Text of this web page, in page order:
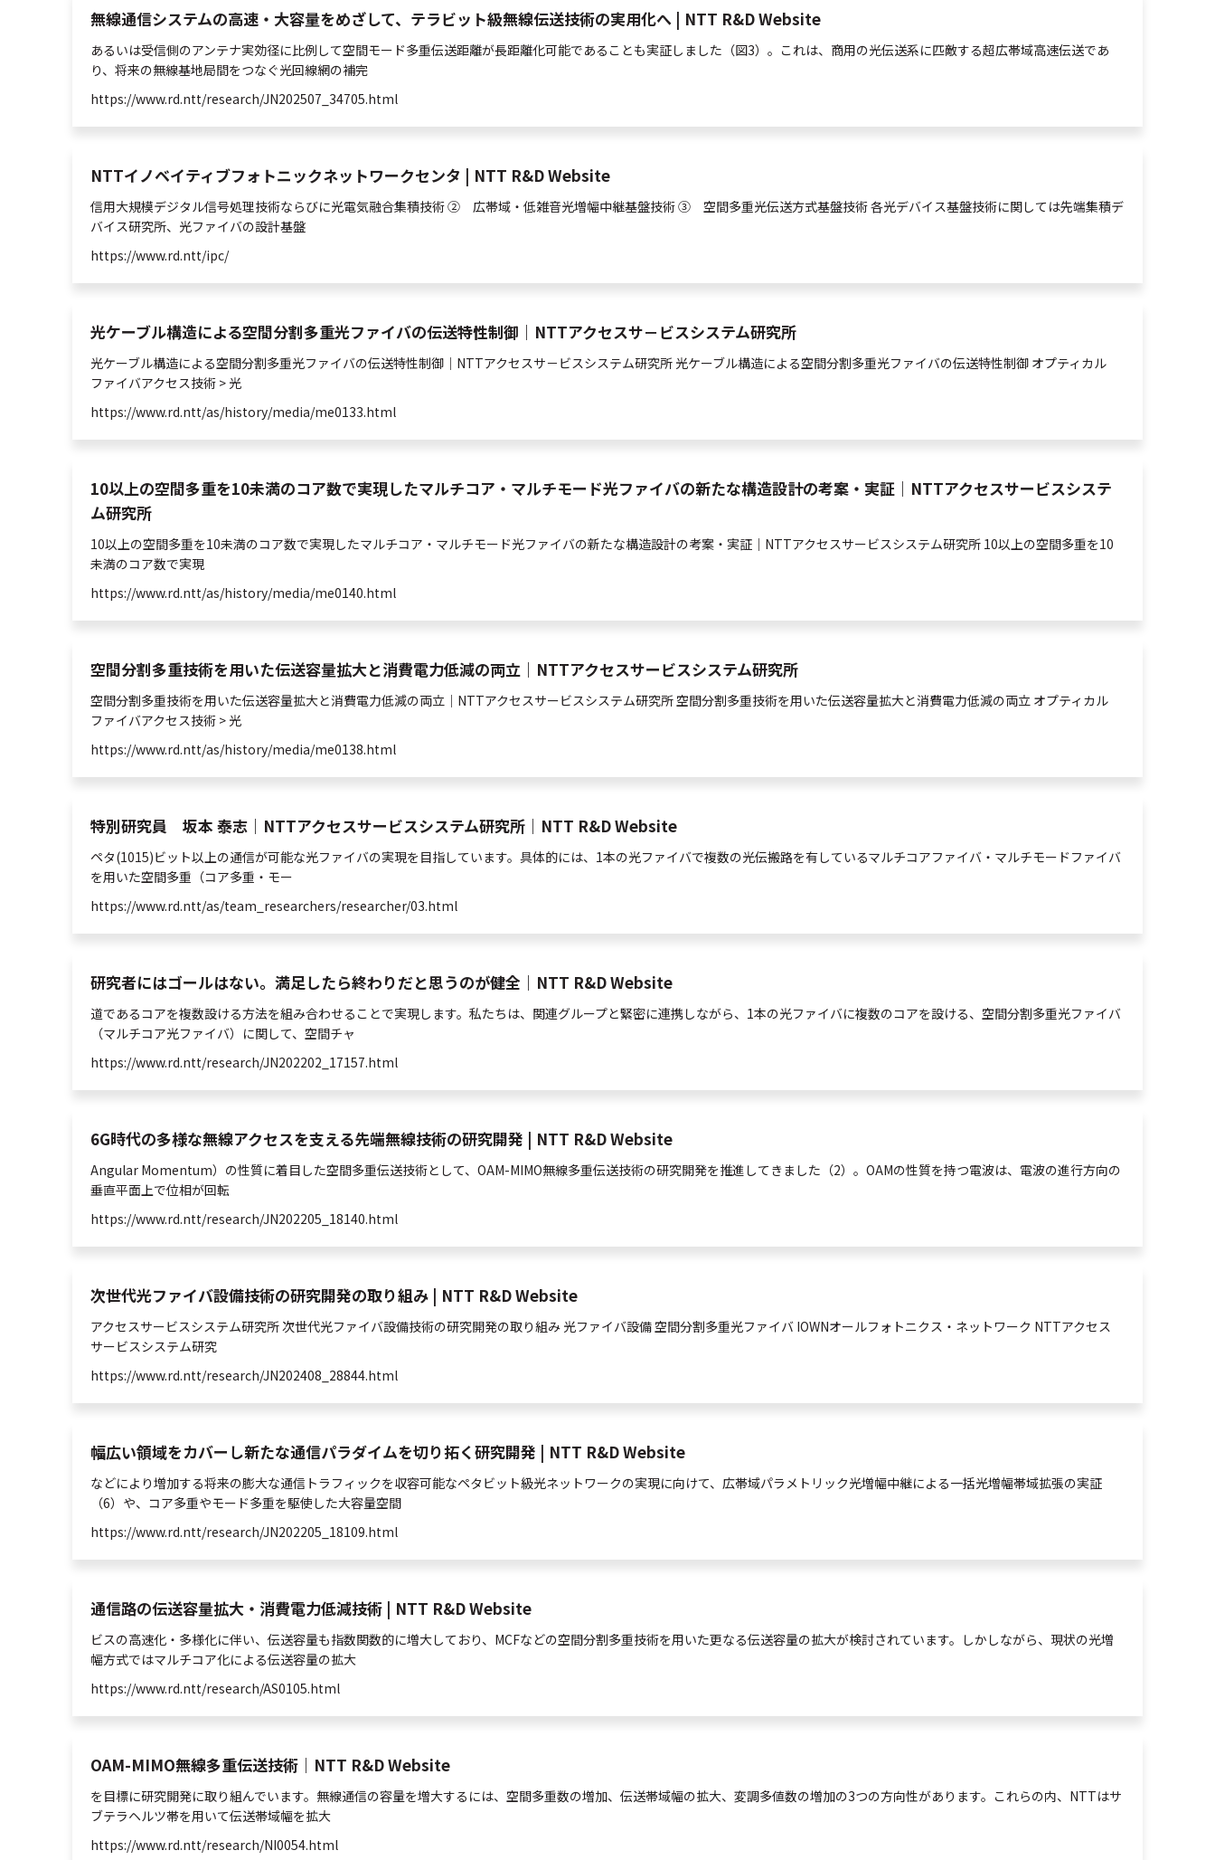
無線通信システムの高速・大容量をめざして、テラビット級無線伝送技術の実用化へ | NTT R&D Website
あるいは受信側のアンテナ実効径に比例して空間モード多重伝送距離が長距離化可能であることも実証しました（図3）。これは、商用の光伝送系に匹敵する超広帯域高速伝送であ
り、将来の無線基地局間をつなぐ光回線網の補完
https://www.rd.ntt/research/JN202507_34705.html
NTTイノベイティブフォトニックネットワークセンタ | NTT R&D Website
信用大規模デジタル信号処理技術ならびに光電気融合集積技術 ② 広帯域・低雑音光増幅中継基盤技術 ③ 空間多重光伝送方式基盤技術 各光デバイス基盤技術に関しては先端集積デ
バイス研究所、 光ファイバの設計基盤
https://www.rd.ntt/ipc/
光ケーブル構造による空間分割多重光ファイバの伝送特性制御｜NTTアクセスサ－ビスシステム研究所
光ケーブル構造による空間分割多重光ファイバの伝送特性制御｜NTTアクセスサ－ビスシステム研究所 光ケーブル構造による空間分割多重光ファイバの伝送特性制御 オプティカル
ファイバアクセス技術 > 光
https://www.rd.ntt/as/history/media/me0133.html
10以上の空間多重を10未満のコア数で実現したマルチコア・マルチモード光ファイバの新たな構造設計の考案・実証｜NTTアクセスサービスシステ
ム研究所
10以上の空間多重を10未満のコア数で実現したマルチコア・マルチモード光ファイバの新たな構造設計の考案・実証｜NTTアクセスサービスシステム研究所 10以上の空間多重を10
未満のコア数で実現
https://www.rd.ntt/as/history/media/me0140.html
空間分割多重技術を用いた伝送容量拡大と消費電力低減の両立｜NTTアクセスサービスシステム研究所
空間分割多重技術を用いた伝送容量拡大と消費電力低減の両立｜NTTアクセスサービスシステム研究所空間分割多重技術を用いた伝送容量拡大と消費電力低減の両立 オプティカル
ファイバアクセス技術 > 光
https://www.rd.ntt/as/history/media/me0138.html
特別研究員 坂本 泰志｜NTTアクセスサービスシステム研究所｜NTT R&D Website
ペタ(1015)ビット以上の通信が可能な光ファイバの実現を目指しています。具体的には、1本の光ファイバで複数の光伝搬路を有しているマルチコアファイバ・マルチモードファイバ
を用いた空間多重 （コア多重 ・モー
https://www.rd.ntt/as/team_researchers/researcher/03.html
研究者にはゴールはない。満足したら終わりだと思うのが健全｜NTT R&D Website
道であるコアを複数設ける方法を組み合わせることで実現します。私たちは、関連グループと緊密に連携しながら、1本の光ファイバに複数のコアを設ける、 空間分割多重光ファイバ
（マルチコア光ファイバ）に関して、 空間チャ
https://www.rd.ntt/research/JN202202_17157.html
6G時代の多様な無線アクセスを支える先端無線技術の研究開発 | NTT R&D Website
Angular Momentum）の性質に着目した空間多重伝送技術として、OAM-MIMO無線多重伝送技術の研究開発を推進してきました（2）。OAMの性質を持つ電波は、電波の進行方向の
垂直平面上で位相が回転
https://www.rd.ntt/research/JN202205_18140.html
次世代光ファイバ設備技術の研究開発の取り組み | NTT R&D Website
アクセスサービスシステム研究所 次世代光ファイバ設備技術の研究開発の取り組み 光ファイバ設備空間分割多重光ファイバ IOWNオールフォトニクス・ネットワーク NTTアクセス
サービスシステム研究
https://www.rd.ntt/research/JN202408_28844.html
幅広い領域をカバーし新たな通信パラダイムを切り拓く研究開発 | NTT R&D Website
などにより増加する将来の膨大な通信トラフィックを収容可能なペタビット級光ネットワークの実現に向けて、広帯域パラメトリック光増幅中継による一括光増幅帯域拡張の実証
（6）や、コア多重やモード多重を駆使した大容量空間
https://www.rd.ntt/research/JN202205_18109.html
通信路の伝送容量拡大・消費電力低減技術 | NTT R&D Website
ビスの高速化・多様化に伴い、伝送容量も指数関数的に増大しており、MCFなどの空間分割多重技術を用いた更なる伝送容量の拡大が検討されています。しかしながら、現状の光増
幅方式ではマルチコア化による伝送容量の拡大
https://www.rd.ntt/research/AS0105.html
OAM-MIMO無線多重伝送技術｜NTT R&D Website
を目標に研究開発に取り組んでいます。無線通信の容量を増大するには、 空間多重数の増加、伝送帯域幅の拡大、変調多値数の増加の3つの方向性があります。これらの内、NTTはサ
ブテラヘルツ帯を用いて伝送帯域幅を拡大
https://www.rd.ntt/research/NI0054.html